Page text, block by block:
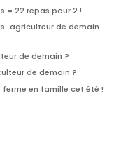
= 22 repas pour 2 !
de demain
de demain ?
de demain ?
ferme en famille cet été !